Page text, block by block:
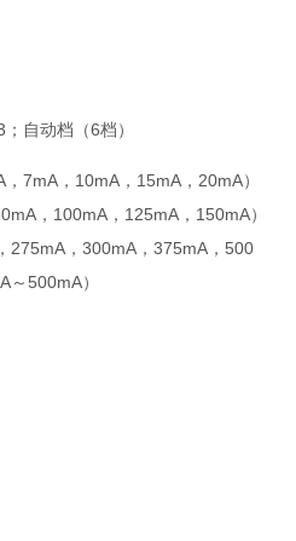
自动档（6档）
7mA，10mA，15mA，20mA）
，100mA，125mA，150mA）
275mA，300mA，375mA，500
～500mA）